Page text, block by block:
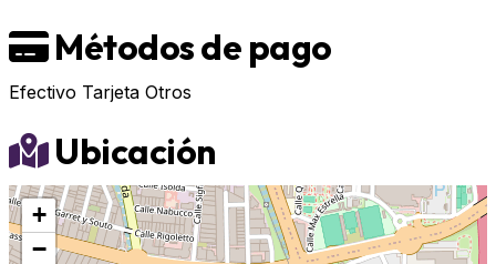
Métodos de pago
Efectivo Tarjeta Otros
Ubicación
+
−